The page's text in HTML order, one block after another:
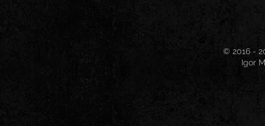
© 2016 -
Igor